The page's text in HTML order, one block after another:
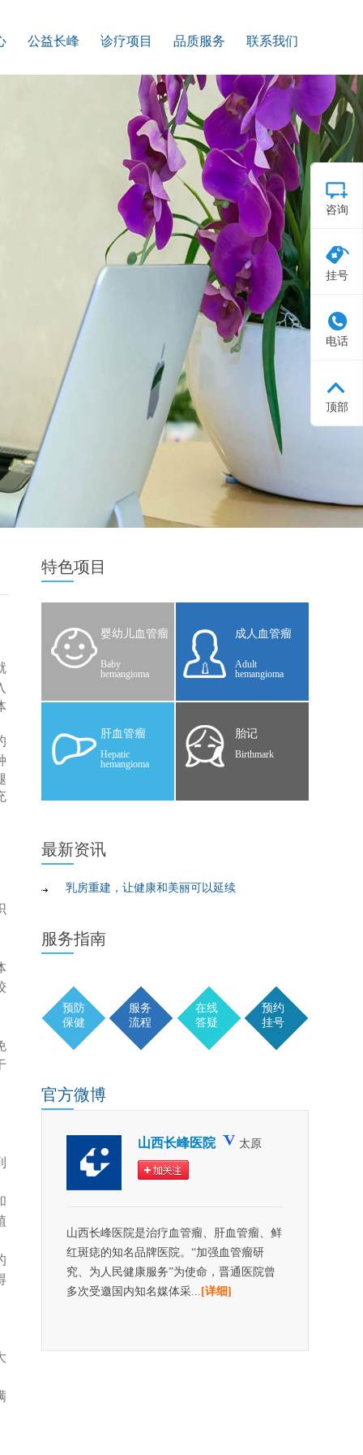
公益长峰 诊疗项目
血管瘤
胎记
脉管畸形
下肢静脉曲张
下肢动脉闭塞
血管通络维护
乳腺疾病
品质服务
科普讲座
在线答疑
专题
联系我们
预约挂号
来院路线
投诉建议
招聘通道
加入我们
联系方式
特色项目
婴幼儿血管瘤
Baby
hemangioma
成人血管瘤
Adult
hemangioma
肝血管瘤
Hepatic
hemangioma
胎记
Birthmark
最新资讯
乳房重建，让健康和美丽可以延续
服务指南
预防
保健
服务
流程
在线
答疑
预约
挂号
官方微博
山西长峰医院 太原
山西长峰医院是治疗血管瘤、肝血管瘤、鲜
红斑痣的知名品牌医院。“加强血管瘤研
究、为人民健康服务”为使命，晋通医院曾
多次受邀国内知名媒体采... [详细]
咨询
挂号
电话
顶部